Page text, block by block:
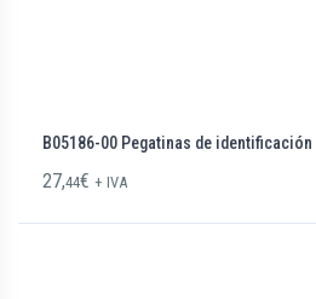
B05186-00 Pegatinas de
27,44€ + IVA